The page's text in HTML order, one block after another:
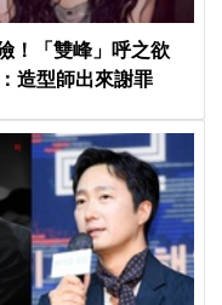
！「雙峰」呼之欲
造型師出來謝罪